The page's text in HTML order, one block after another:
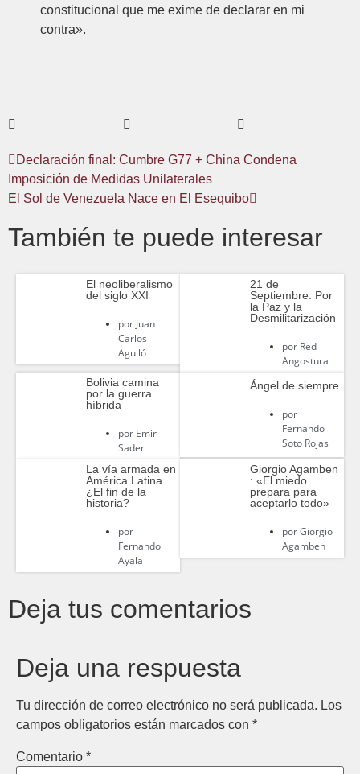
constitucional que me exime de declarar en mi
contra».
Declaración final: Cumbre G77 + China Condena
Imposición de Medidas Unilaterales
El Sol de Venezuela Nace en El Esequibo
También te puede interesar
El neoliberalismo
del siglo XXI
porJuan
Carlos
Aguiló
21 de
Septiembre: Por
la Paz y la
Desmilitarización
porRed
Angostura
Bolivia camina
por la guerra
híbrida
porEmir
Sader
Ángel de siempre
por
Fernando
Soto Rojas
La vía armada en
América Latina
¿El fin de la
historia?
por
Fernando
Ayala
Giorgio Agamben
: «El miedo
prepara para
aceptarlo todo»
porGiorgio
Agamben
Deja tus comentarios
Deja una respuesta
Tu dirección de correo electrónico no será publicada. Los
campos obligatorios están marcados con *
Comentario *